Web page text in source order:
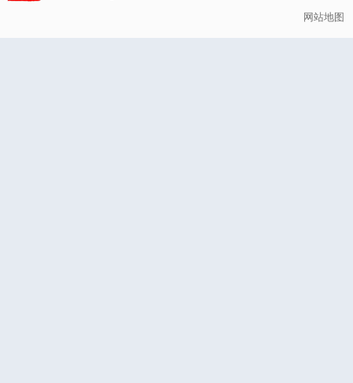
网站地图